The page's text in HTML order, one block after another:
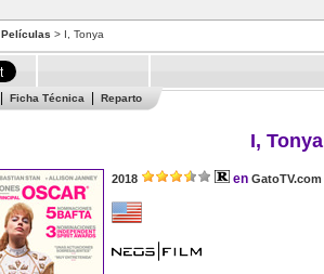
Películas > I, Tonya
Ficha Técnica Reparto
I, Tonya
2018 en GatoTV.com